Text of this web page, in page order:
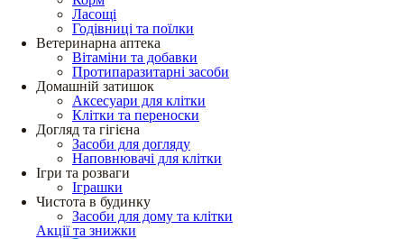
Ласощі
Годівниці та поїлки
Ветеринарна аптека
Вітаміни та добавки
Протипаразитарні засоби
Домашній затишок
Аксесуари для клітки
Клітки та переноски
Догляд та гігієна
Засоби для догляду
Наповнювачі для клітки
Ігри та розваги
Іграшки
Чистота в будинку
Засоби для дому та клітки
Акції та знижки